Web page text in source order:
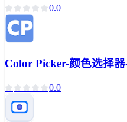
0.0
Color Picker-颜色选择
0.0